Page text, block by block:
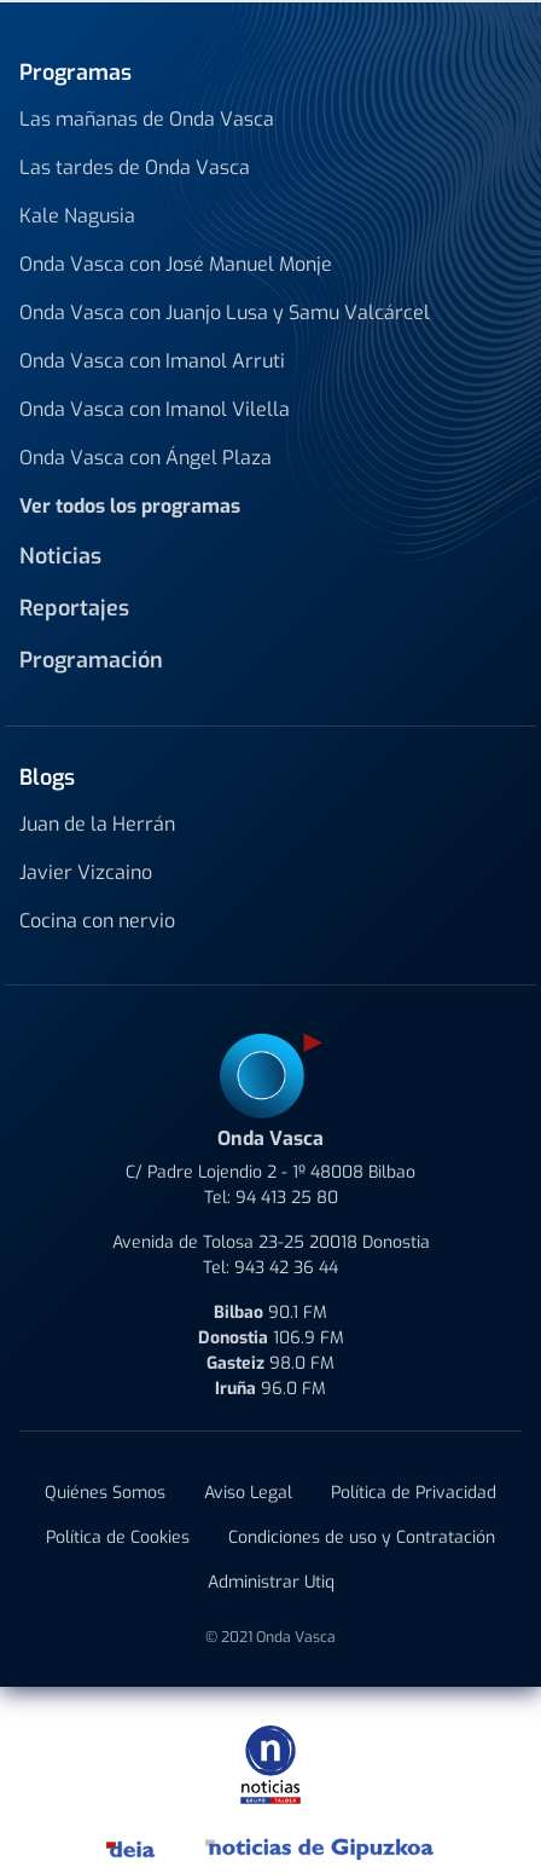
Programas
Las mañanas de Onda Vasca
Las tardes de Onda Vasca
Kale Nagusia
Onda Vasca con José Manuel Monje
Onda Vasca con Juanjo Lusa y Samu Valcárcel
Onda Vasca con Imanol Arruti
Onda Vasca con Imanol Vilella
Onda Vasca con Ángel Plaza
Ver todos los programas
Noticias
Reportajes
Programación
Blogs
Juan de la Herrán
Javier Vizcaino
Cocina con nervio
Onda Vasca
C/ Padre Lojendio 2 - 1º 48008 Bilbao
Tel: 94 413 25 80
Avenida de Tolosa 23-25 20018 Donostia
Tel: 943 42 36 44
Bilbao 90.1 FM
Donostia 106.9 FM
Gasteiz 98.0 FM
Iruña 96.0 FM
Quiénes Somos Aviso Legal
Política de Privacidad
Política de Cookies
Condiciones de uso y Contratación
Administrar Utiq
© 2021 Onda Vasca